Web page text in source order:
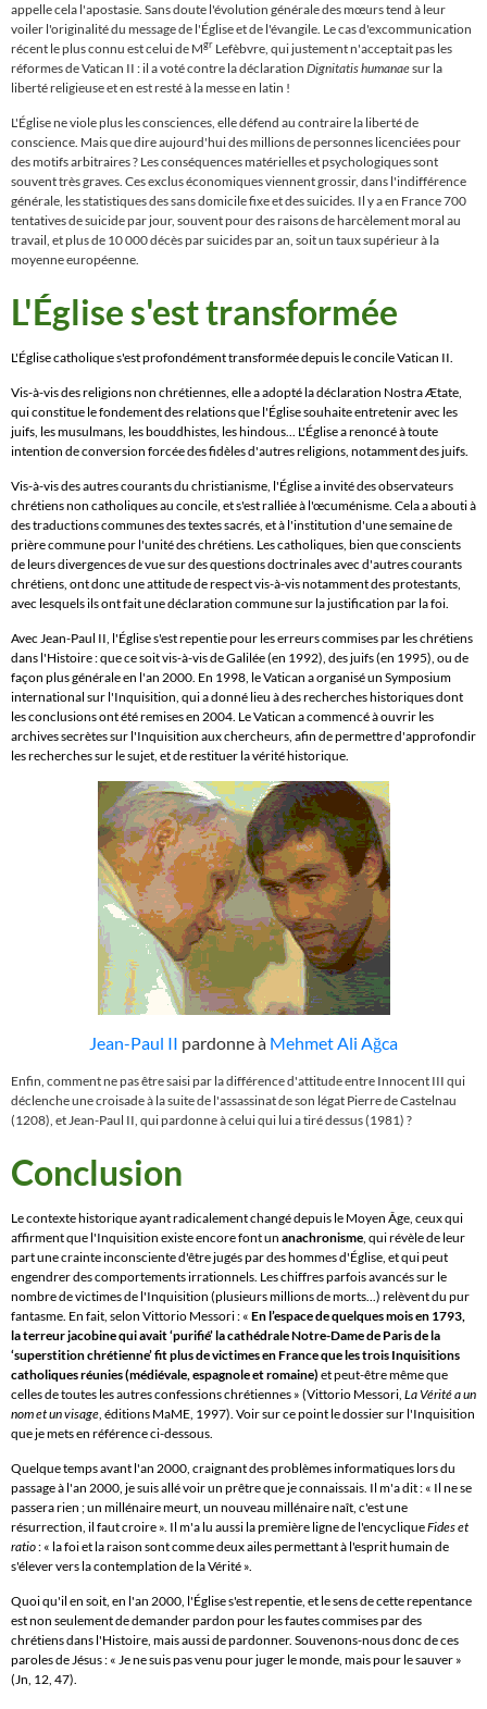
appelle cela l'apostasie. Sans doute l'évolution générale des mœurs tend à leur
voiler l'originalité du message de l'Église et de l'évangile. Le cas d'excommunication
récent le plus connu est celui de Mgr Lefèbvre, qui justement n'acceptait pas les
réformes de Vatican II : il a voté contre la déclaration Dignitatis humanaesur la
liberté religieuse et en est resté à la messe en latin !
L'Église ne viole plus les consciences, elle défend au contraire la liberté de
conscience. Mais que dire aujourd'hui des millions de personnes licenciées pour
des motifs arbitraires ? Les conséquences matérielles et psychologiques sont
souvent très graves. Ces exclus économiques viennent grossir, dans l'indifférence
générale, les statistiques des sans domicile fixe et des suicides. Il y a en France 700
tentatives de suicide par jour, souvent pour des raisons de harcèlement moral au
travail, et plus de 10 000 décès par suicides par an, soit un taux supérieur à la
moyenne européenne.
L'Église s'est transformée
L'Église catholique s'est profondément transformée depuis le concile Vatican II.
Vis-à-vis des religions non chrétiennes, elle a adopté la déclaration Nostra Ætate,
qui constitue le fondement des relations que l'Église souhaite entretenir avec les
juifs, les musulmans, les bouddhistes, les hindous... L'Église a renoncé à toute
intention de conversion forcée des fidèles d'autres religions, notamment des juifs.
Vis-à-vis des autres courants du christianisme, l'Église a invité des observateurs
chrétiens non catholiques au concile, et s'est ralliée à l'œcuménisme. Cela a abouti à
des traductions communes des textes sacrés, et à l'institution d'une semaine de
prière commune pour l'unité des chrétiens. Les catholiques, bien que conscients
de leurs divergences de vue sur des questions doctrinales avec d'autres courants
chrétiens, ont donc une attitude de respect vis-à-vis notamment des protestants,
avec lesquels ils ont fait une déclaration commune sur la justification par la foi.
Avec Jean-Paul II, l'Église s'est repentie pour les erreurs commises par les chrétiens
dans l'Histoire : que ce soit vis-à-vis de Galilée (en 1992), des juifs (en 1995), ou de
façon plus générale en l'an 2000. En 1998, le Vatican a organisé un Symposium
international sur l'Inquisition, qui a donné lieu à des recherches historiques dont
les conclusions ont été remises en 2004. Le Vatican a commencé à ouvrir les
archives secrètes sur l'Inquisition aux chercheurs, afin de permettre d'approfondir
les recherches sur le sujet, et de restituer la vérité historique.
Jean-Paul II pardonne à Mehmet Ali Ağca
Enfin, comment ne pas être saisi par la différence d'attitude entre Innocent III qui
déclenche une croisade à la suite de l'assassinat de son légat Pierre de Castelnau
(1208), et Jean-Paul II, qui pardonne à celui qui lui a tiré dessus (1981) ?
Conclusion
Le contexte historique ayant radicalement changé depuis le Moyen Âge, ceux qui
affirment que l'Inquisition existe encore font un anachronisme, qui révèle de leur
part une crainte inconsciente d'être jugés par des hommes d'Église, et qui peut
engendrer des comportements irrationnels. Les chiffres parfois avancés sur le
nombre de victimes de l'Inquisition (plusieurs millions de morts...) relèvent du pur
fantasme. En fait, selon Vittorio Messori : « En l’espace de quelques mois en 1793,
la terreur jacobine qui avait ‘purifié’ la cathédrale Notre-Dame de Paris de la
‘superstition chrétienne’ fit plus de victimes en France que les trois Inquisitions
catholiques réunies (médiévale, espagnole et romaine) et peut-être même que
celles de toutes les autres confessions chrétiennes » (Vittorio Messori, La Vérité a un
nom et un visage, éditions MaME, 1997). Voir sur ce point le dossier sur l'Inquisition
que je mets en référence ci-dessous.
Quelque temps avant l'an 2000, craignant des problèmes informatiques lors du
passage à l'an 2000, je suis allé voir un prêtre que je connaissais. Il m'a dit : « Il ne se
passera rien ; un millénaire meurt, un nouveau millénaire naît, c'est une
résurrection, il faut croire ». Il m'a lu aussi la première ligne de l'encycliqueFides et
ratio: « la foi et la raison sont comme deux ailes permettant à l'esprit humain de
s'élever vers la contemplation de la Vérité ».
Quoi qu'il en soit, en l'an 2000, l'Église s'est repentie, et le sens de cette repentance
est non seulement de demander pardon pour les fautes commises par des
chrétiens dans l'Histoire, mais aussi de pardonner. Souvenons-nous donc de ces
paroles de Jésus : « Je ne suis pas venu pour juger le monde, mais pour le sauver »
(Jn, 12, 47).